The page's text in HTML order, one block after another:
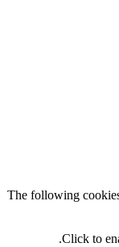
The following
Click